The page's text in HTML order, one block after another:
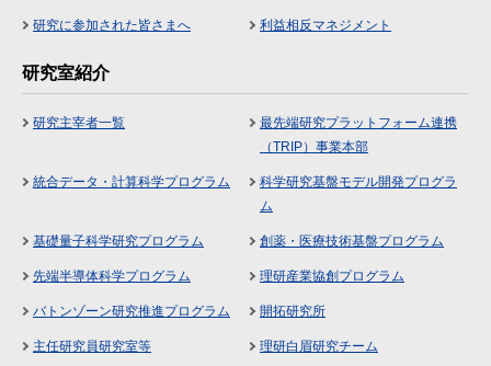
研究に参加された皆さまへ 利益相反マネジメント
研究室紹介
研究主宰者一覧
最先端研究プラットフォーム連携
（TRIP）事業本部
統合データ・計算科学プログラム
科学研究基盤モデル開発プログラ
ム
基礎量子科学研究プログラム 創薬・医療技術基盤プログラム
先端半導体科学プログラム 理研産業協創プログラム
バトンゾーン研究推進プログラム 開拓研究所
主任研究員研究室等 理研白眉研究チーム